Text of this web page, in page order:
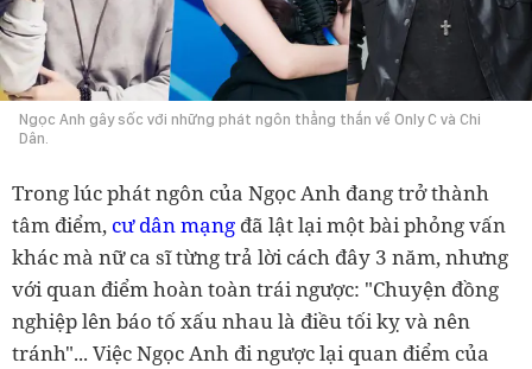
Ngọc Anh gây sốc với những phát ngôn thẳng thắn về Only C và Chi
Dân.
Trong lúc phát ngôn của Ngọc Anh đang trở thành
tâm điểm, cư dân mạng đã lật lại một bài phỏng vấn
khác mà nữ ca sĩ từng trả lời cách đây 3 năm, nhưng
với quan điểm hoàn toàn trái ngược: "Chuyện đồng
nghiệp lên báo tố xấu nhau là điều tối kỵ và nên
tránh"... Việc Ngọc Anh đi ngược lại quan điểm của